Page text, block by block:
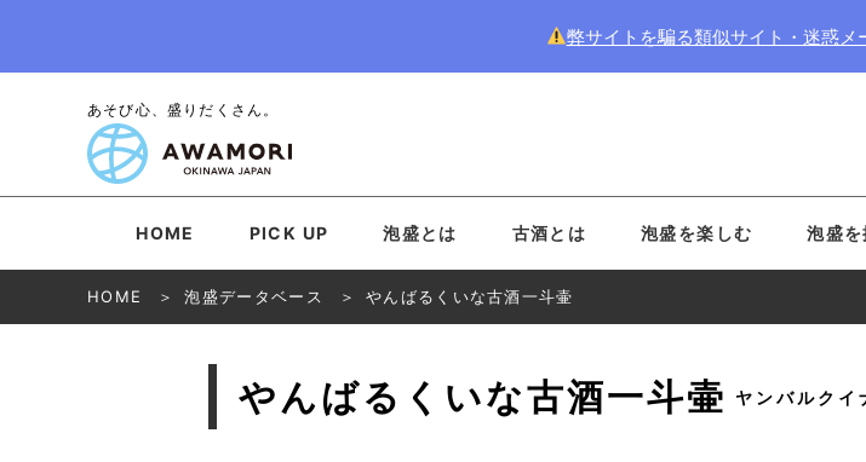
弊サイトを騙る類似サイト・迷惑メ
あそび心、盛りだくさん。
HOME PICK UP 泡盛とは 古酒とは 泡盛を楽しむ 泡盛を
HOME 泡盛データベース やんばるくいな古酒一斗壷
やんばるくいな古酒一斗壷 ヤンバルクイ